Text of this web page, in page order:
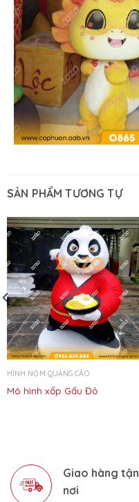
SẢN PHẨM TƯƠNG TỰ
HÌNH NỘM QUẢNG CÁO
Mô hình xốp Gấu Đỏ
Giao hàng tận
nơi